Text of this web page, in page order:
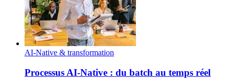
AI-Native & transformation
Processus AI‑Native : du batch au temps réel